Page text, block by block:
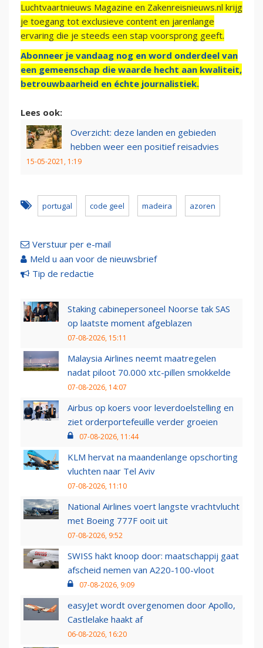
Luchtvaartnieuws Magazine en Zakenreisnieuws.nl krijg
je toegang tot exclusieve content en jarenlange
ervaring die je steeds een stap voorsprong geeft.
Abonneer je vandaag nog en word onderdeel van
een gemeenschap die waarde hecht aan kwaliteit,
betrouwbaarheid en échte journalistiek.
Lees ook:
Overzicht: deze landen en gebieden
hebben weer een positief reisadvies
15-05-2021, 1:19
portugal code geel madeira azoren
Verstuur per e-mail
Meld u aan voor de nieuwsbrief
Tip de redactie
Staking cabinepersoneel Noorse tak SAS
op laatste moment afgeblazen
07-08-2026, 15:11
Malaysia Airlines neemt maatregelen
nadat piloot 70.000 xtc-pillen smokkelde
07-08-2026, 14:07
Airbus op koers voor leverdoelstelling en
ziet orderportefeuille verder groeien
07-08-2026, 11:44
KLM hervat na maandenlange opschorting
vluchten naar Tel Aviv
07-08-2026, 11:10
National Airlines voert langste vrachtvlucht
met Boeing 777F ooit uit
07-08-2026, 9:52
SWISS hakt knoop door: maatschappij gaat
afscheid nemen van A220-100-vloot
07-08-2026, 9:09
easyJet wordt overgenomen door Apollo,
Castlelake haakt af
06-08-2026, 16:20